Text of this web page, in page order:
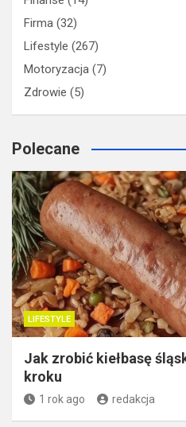
Firma (32)
Lifestyle (267)
Motoryzacja (7)
Zdrowie (5)
Polecane
LIFESTYLE
Jak zrobić kiełbasę
kroku
1 rok ago redakcja